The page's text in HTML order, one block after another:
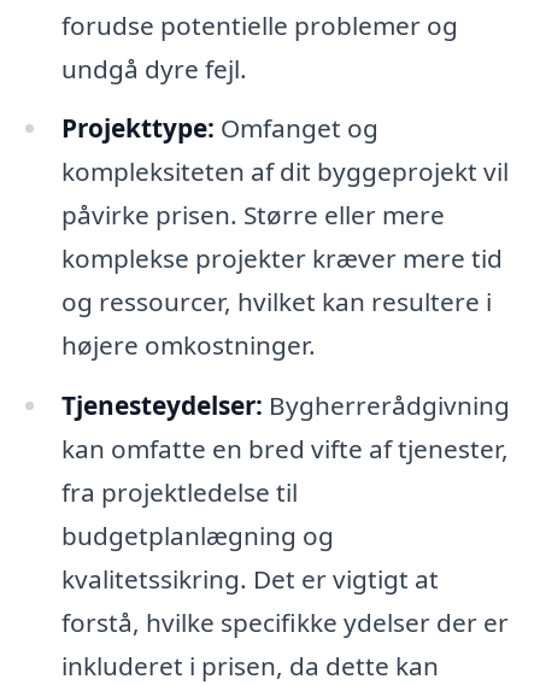
forudse potentielle problemer og
undgå dyre fejl.
Projekttype: Omfanget og
kompleksiteten af dit byggeprojekt vil
påvirke prisen. Større eller mere
komplekse projekter kræver mere tid
og ressourcer, hvilket kan resultere i
højere omkostninger.
Tjenesteydelser: Bygherrerådgivning
kan omfatte en bred vifte af tjenester,
fra projektledelse til
budgetplanlægning og
kvalitetssikring. Det er vigtigt at
forstå, hvilke specifikke ydelser der er
inkluderet i prisen, da dette kan